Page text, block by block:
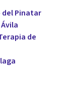
del Pinatar
de